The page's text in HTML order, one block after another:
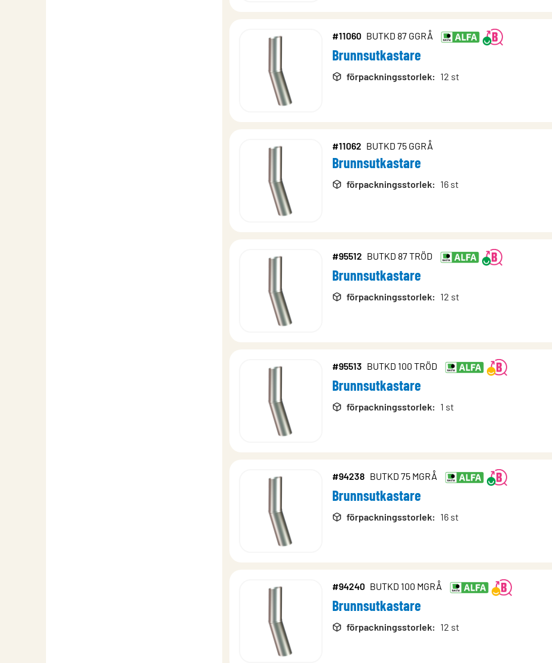
#11060 BUTKD 87 GGRÅ
Brunnsutkastare
förpackningsstorlek: 12 st
#11062 BUTKD 75 GGRÅ
Brunnsutkastare
förpackningsstorlek: 16 st
#95512 BUTKD 87 TRÖD
Brunnsutkastare
förpackningsstorlek: 12 st
#95513 BUTKD 100 TRÖD
Brunnsutkastare
förpackningsstorlek: 1 st
#94238 BUTKD 75 MGRÅ
Brunnsutkastare
förpackningsstorlek: 16 st
#94240 BUTKD 100 MGRÅ
Brunnsutkastare
förpackningsstorlek: 12 st